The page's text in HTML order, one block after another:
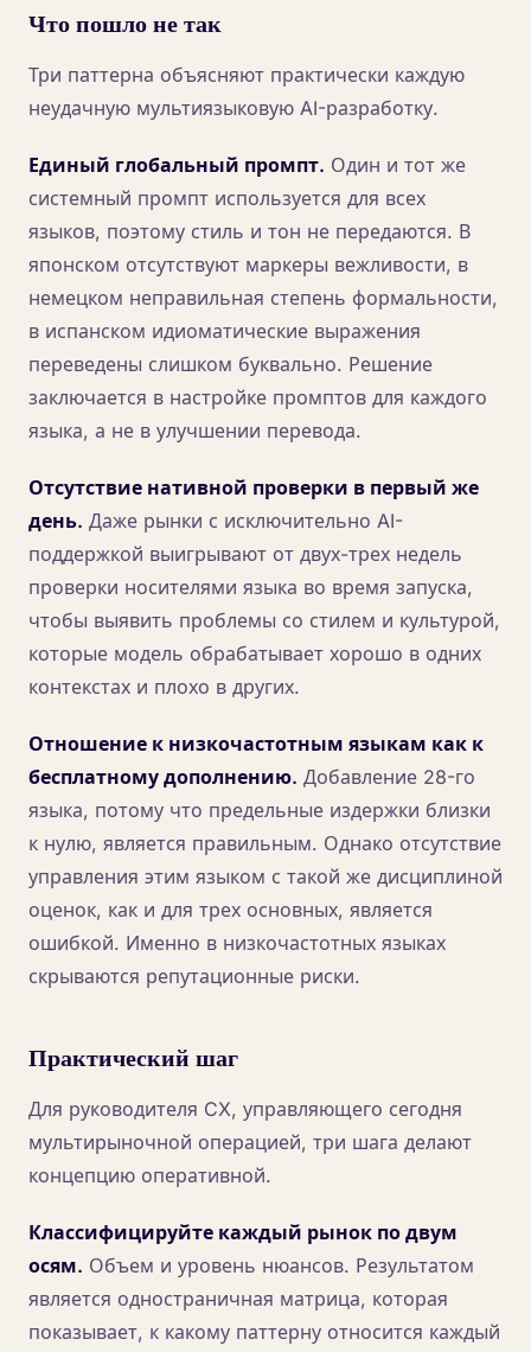
Что пошло не так
Три паттерна объясняют практически каждую
неудачную мультиязыковую AI-разработку.
Единый глобальный промпт. Один и тот же
системный промпт используется для всех
языков, поэтому стиль и тон не передаются. В
японском отсутствуют маркеры вежливости, в
немецком неправильная степень формальности,
в испанском идиоматические выражения
переведены слишком буквально. Решение
заключается в настройке промптов для каждого
языка, а не в улучшении перевода.
Отсутствие нативной проверки в первый же
день. Даже рынки с исключительно AI-
поддержкой выигрывают от двух-трех недель
проверки носителями языка во время запуска,
чтобы выявить проблемы со стилем и культурой,
которые модель обрабатывает хорошо в одних
контекстах и плохо в других.
Отношение к низкочастотным языкам как к
бесплатному дополнению. Добавление 28-го
языка, потому что предельные издержки близки
к нулю, является правильным. Однако отсутствие
управления этим языком с такой же дисциплиной
оценок, как и для трех основных, является
ошибкой. Именно в низкочастотных языках
скрываются репутационные риски.
Практический шаг
Для руководителя CX, управляющего сегодня
мультирыночной операцией, три шага делают
концепцию оперативной.
Классифицируйте каждый рынок по двум
осям. Объем и уровень нюансов. Результатом
является одностраничная матрица, которая
показывает, к какому паттерну относится каждый